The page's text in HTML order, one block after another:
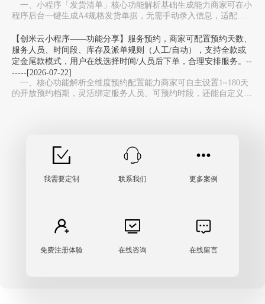
一、小程序「发货清单」核心功能解析基础生成能力‌商家可在小
程序后台‌一键生成A4规格发货单据‌，无需手动录入信息，适配线
【创米云小程序——功能分享】服务预约，商家可配置预约天数、
服务人员、时间段、库存及派单规则（人工/自动），支持全款或
定金尾款模式，用户在线选择时间/人员后下单，合理安排服务。--
-----[2026-07-22]
一、核心功能解析全维度预约配置能力‌商家可自主设置1~180天
的开放预约档期，灵活绑定服务人员、可预约时段，还能自定义服
我需要定制 联系我们 更多案例
免费注册体验 在线咨询 在线留言